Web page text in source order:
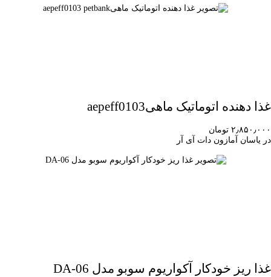
غذا دهنده اتوماتیک ماهیaepeff0103
۲٫۸۵۰٫۰۰۰ تومان
در یاسان آمازون دات آی آر
غذا ریز خودکار آکواریوم سوبو مدل DA-06